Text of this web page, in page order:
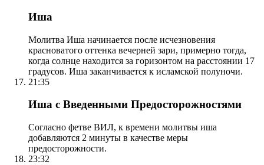
Иша
Молитва Иша начинается после исчезновения
красноватого оттенка вечерней зари, примерно тогда,
когда солнце находится за горизонтом на расстоянии 17
градусов. Иша заканчивается к исламской полуночи.
21:35
Иша с Введенными Предосторожностями
Согласно фетве ВИЛ, к времени молитвы иша
добавляются 2 минуты в качестве меры
предосторожности.
23:32